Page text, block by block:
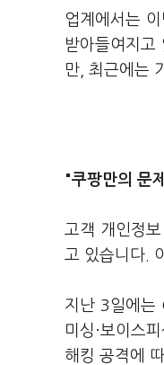
업계에서는
받아들여지고
만, 최근에는
"쿠팡만의 문
고객 개인정
고 있습니다.
지난 3일에는
미싱·보이스
해킹 공격에